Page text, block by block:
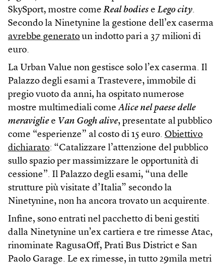
SkySport, mostre come Real bodies e Lego city.
Secondo la Ninetynine la gestione dell’ex caserma
avrebbe generato un indotto pari a 37 milioni di
euro.
La Urban Value non gestisce solo l’ex caserma. Il
Palazzo degli esami a Trastevere, immobile di
pregio vuoto da anni, ha ospitato numerose
mostre multimediali comeAlice nel paese delle
meraviglie e Van Gogh alive, presentate al pubblico
come “esperienze” al costo di 15 euro. Obiettivo
dichiarato: “Catalizzare l’attenzione del pubblico
sullo spazio per massimizzare le opportunità di
cessione”. Il Palazzo degli esami, “una delle
strutture più visitate d’Italia” secondo la
Ninetynine, non ha ancora trovato un acquirente.
Infine, sono entrati nel pacchetto di beni gestiti
dalla Ninetynine un’ex cartiera e tre rimesse Atac,
rinominate RagusaOff, Prati Bus District e San
Paolo Garage. Le ex rimesse, in tutto 29mila metri